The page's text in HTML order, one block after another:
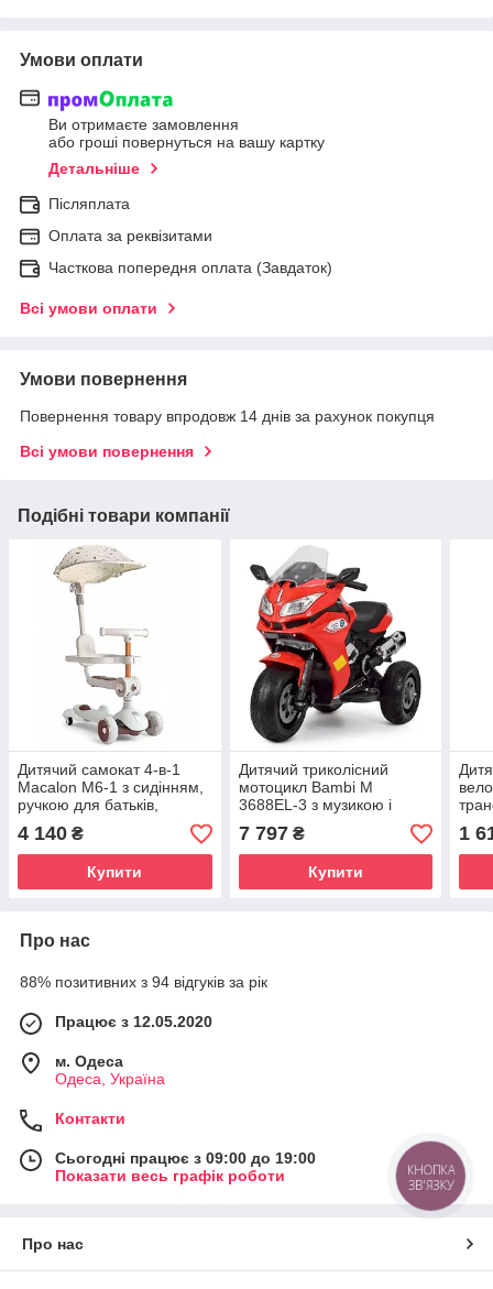
Умови оплати
Ви отримаєте замовлення
або гроші повернуться на вашу картку
Детальніше
Післяплата
Оплата за реквізитами
Часткова попередня оплата (Завдаток)
Всі умови оплати
Умови повернення
Повернення товару впродовж 14 днів за рахунок покупця
Всі умови повернення
Подібні товари компанії
Дитячий самокат 4-в-1
Macalon M6-1 з сидінням,
ручкою для батьків,
бортиками та козирком
4 140 ₴
Купити
Дитячий триколісний
мотоцикл Bambi M
3688EL-3 з музикою і
світлом
7 797₴
Купити
1
Про нас
88% позитивних з 94 відгуків за рік
Працює з 12.05.2020
м. Одеса
Одеса, Україна
Контакти
Сьогодні працює з 09:00 до 19:00
Показати весь графік роботи
Про нас
КНОПКА
ЗВ'ЯЗКУ